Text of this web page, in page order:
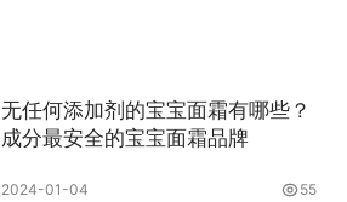
无任何添加剂的宝宝面霜有哪些？
成分最安全的宝宝面霜品牌
2024-01-04 55